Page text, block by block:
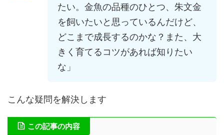
たい。金魚の品種のひとつ、朱文金
を飼いたいと思っているんだけど、
どこまで成長するのかな？また、大
きく育てるコツがあれば知りたい
な」
こんな疑問を解決します
この記事の内容